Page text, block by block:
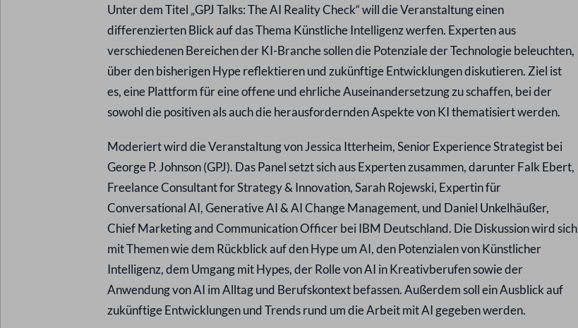
Unter dem Titel „GPJ Talks: The AI Reality Check“ will die Veranstaltung einen
differenzierten Blick auf das Thema Künstliche Intelligenz werfen. Experten aus
verschiedenen Bereichen der KI-Branche sollen die Potenziale der Technologie beleuchten,
über den bisherigen Hype reflektieren und zukünftige Entwicklungen diskutieren. Ziel ist
es, eine Plattform für eine offene und ehrliche Auseinandersetzung zu schaffen, bei der
sowohl die positiven als auch die herausfordernden Aspekte von KI thematisiert werden.
Moderiert wird die Veranstaltung von Jessica Itterheim, Senior Experience Strategist bei
George P. Johnson (GPJ). Das Panel setzt sich aus Experten zusammen, darunter Falk Ebert,
Freelance Consultant for Strategy & Innovation, Sarah Rojewski, Expertin für
Conversational AI, Generative AI & AI Change Management, und Daniel Unkelhäußer,
Chief Marketing and Communication Officer bei IBM Deutschland. Die Diskussion wird sich
mit Themen wie dem Rückblick auf den Hype um AI, den Potenzialen von Künstlicher
Intelligenz, dem Umgang mit Hypes, der Rolle von AI in Kreativberufen sowie der
Anwendung von AI im Alltag und Berufskontext befassen. Außerdem soll ein Ausblick auf
zukünftige Entwicklungen und Trends rund um die Arbeit mit AI gegeben werden.